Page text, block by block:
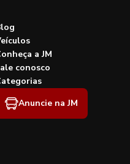
a JM
conosco
Anuncie na JM